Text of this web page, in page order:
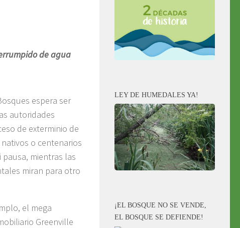
de agua
espera ser
autoridades
de exterminio de
o centenarios
mientras las
miran para otro
el mega
Greenville
LEY DE HUMEDALES YA!
¡EL BOSQUE NO SE VENDE,
EL BOSQUE SE DEFIENDE!